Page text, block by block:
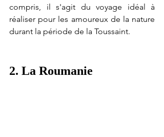
compris, il s'agit du voyage idéal à
réaliser pour les amoureux de la nature
durant la période de la Toussaint.
2. La Roumanie